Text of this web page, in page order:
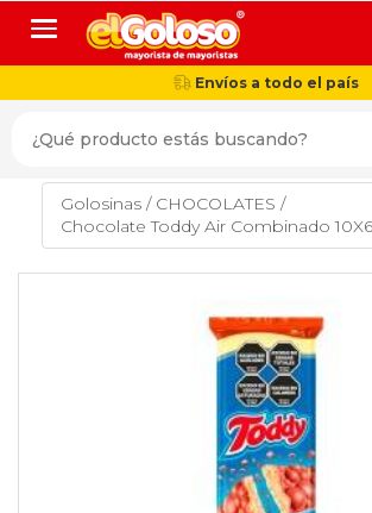
Toggle navigation
Envíos a todo el país
Golosinas / CHOCOLATES /
Chocolate Toddy Air Combinado